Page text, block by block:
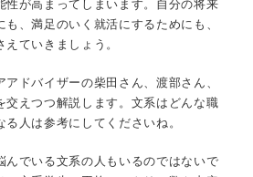
文系職業一覧！ 資格や受験が必
含まれている場合があります。記事本文
い。
性が高まってしまいます。自分の将来
、満足のいく就活にするためにも、
ていきましょう。
アドバイザーの柴田さん、渡部さん、
交えつつ解説します。文系はどんな職
人は参考にしてくださいね。
んでいる文系の人もいるのではないで